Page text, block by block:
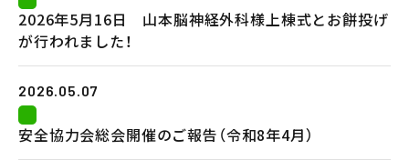
2026年5月16日 山本脳神経外科様上棟式とお餅投げ
が行われました！
2026.05.07
安全協力会総会開催のご報告（令和8年4月）